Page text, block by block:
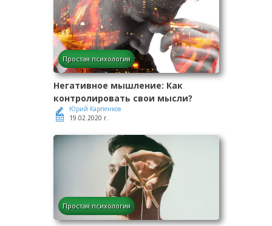
Простая психология
Негативное мышление: Как
контролировать свои мысли?
Юрий Карпенков
19.02.2020 г.
Простая психология